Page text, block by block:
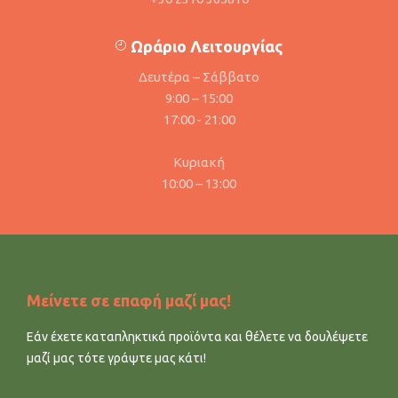
Ωράριο Λειτουργίας
Δευτέρα – Σάββατο
9:00 – 15:00
17:00 - 21:00
Κυριακή
10:00 – 13:00
Μείνετε σε επαφή μαζί μας!
Εάν έχετε καταπληκτικά προϊόντα και θέλετε να δουλέψετε
μαζί μας τότε γράψτε μας κάτι!